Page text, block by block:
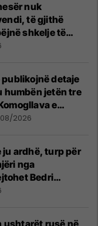
nuk
të gjithë
shkelje të
detaje
humbën jetën tre
e
2026
ju ardhë, turp për
nga
Bedri